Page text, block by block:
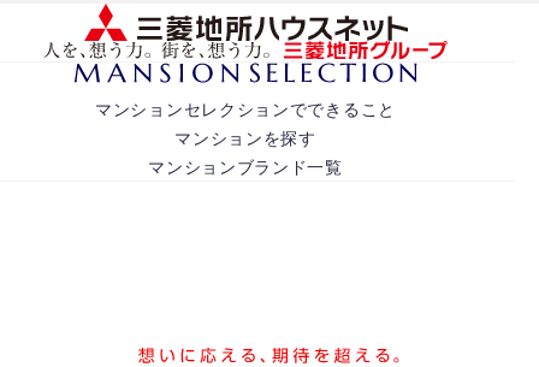
マンションセレクションでできること
マンションを探す
マンションブランド一覧